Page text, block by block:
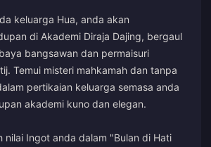
keluarga Hua, anda akan
di Akademi Diraja Dajing, bergaul
bangsawan dan permaisuri
Temui misteri mahkamah dan tanpa
pertikaian keluarga semasa anda
akademi kuno dan elegan.
nilai Ingot anda dalam "Bulan di Hati